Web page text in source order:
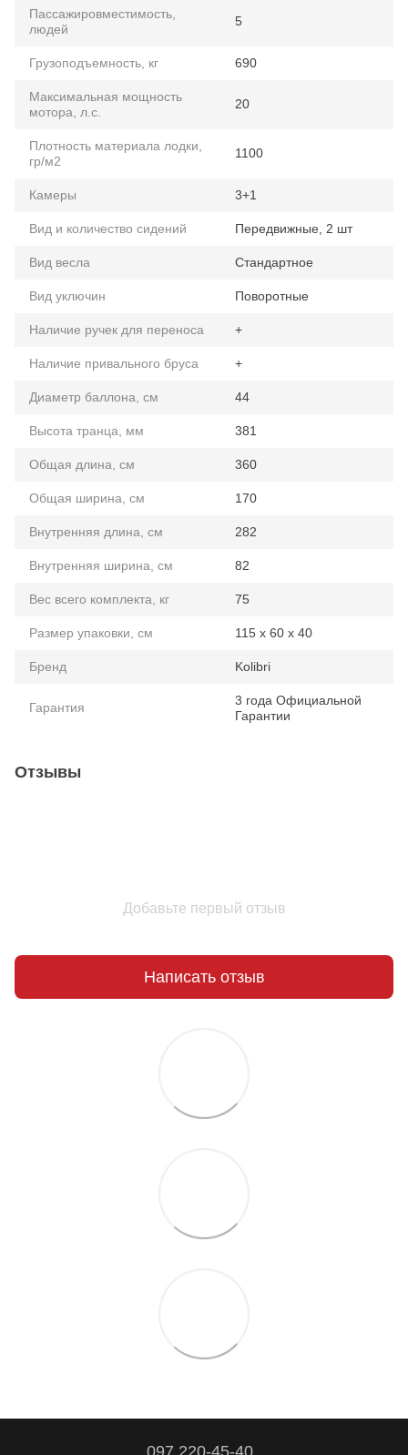
Пассажировместимость,
людей
5
Грузоподъемность, кг 690
Максимальная мощность
мотора, л.с.
20
Плотность материала лодки,
гр/м2
1100
Камеры 3+1
Вид и количество сидений Передвижные, 2 шт
Вид весла Стандартное
Вид уключин Поворотные
Наличие ручек для переноса +
Наличие привального бруса +
Диаметр баллона, см 44
Высота транца, мм 381
Общая длина, см 360
Общая ширина, см 170
Внутренняя длина, см 282
Внутренняя ширина, см 82
Вес всего комплекта, кг 75
Размер упаковки, см 115 х 60 х 40
Бренд Kolibri
Гарантия
3 года Официальной
Гарантии
Отзывы
Добавьте первый отзыв
Написать отзыв
097 220-45-40